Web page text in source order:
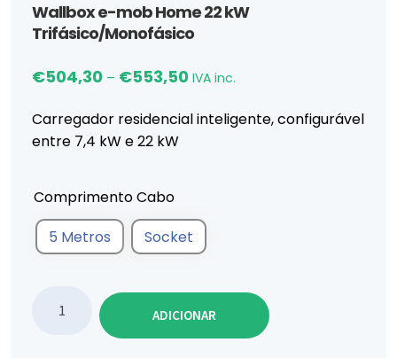
Wallbox e-mob Home 22 kW
Trifásico/Monofásico
€504,30 – €553,50 Price range: €504,30 through
IVA inc.
Carregador residencial inteligente, configurável
entre 7,4 kW e 22 kW
Comprimento Cabo
5 Metros
Socket
Quantidade de Wallbox e-mob Home 22 kW
ADICIONAR